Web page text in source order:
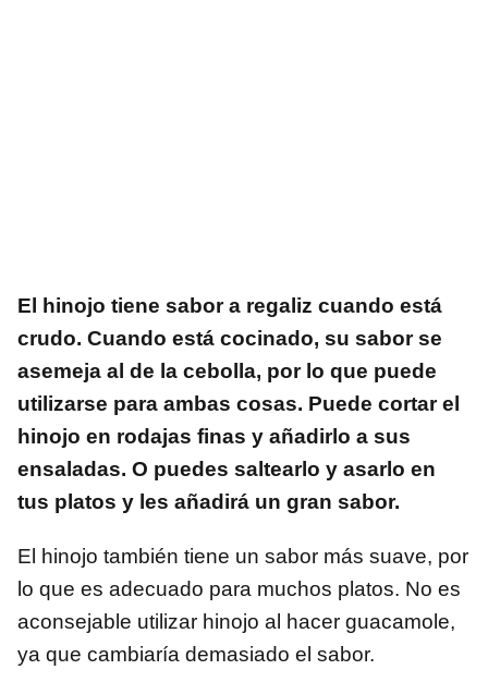
El hinojo tiene sabor a regaliz cuando está
crudo. Cuando está cocinado, su sabor se
asemeja al de la cebolla, por lo que puede
utilizarse para ambas cosas. Puede cortar el
hinojo en rodajas finas y añadirlo a sus
ensaladas. O puedes saltearlo y asarlo en
tus platos y les añadirá un gran sabor.
El hinojo también tiene un sabor más suave, por
lo que es adecuado para muchos platos. No es
aconsejable utilizar hinojo al hacer guacamole,
ya que cambiaría demasiado el sabor.